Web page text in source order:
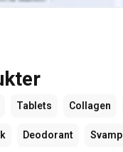
Tablets Collagen
Deodorant Svamp